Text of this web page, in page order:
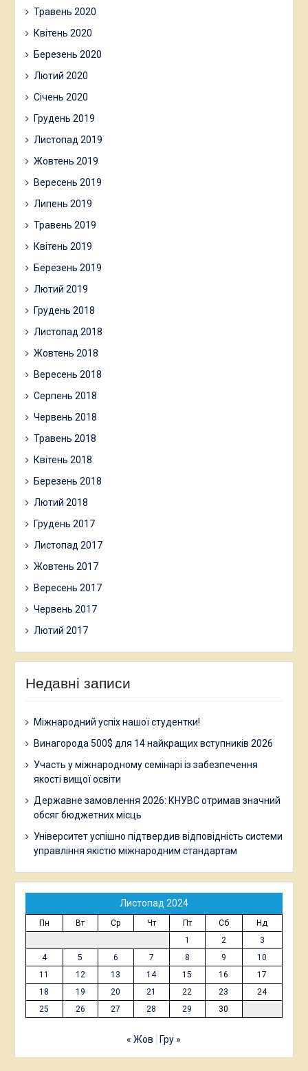
Травень 2020
Квітень 2020
Березень 2020
Лютий 2020
Січень 2020
Грудень 2019
Листопад 2019
Жовтень 2019
Вересень 2019
Липень 2019
Травень 2019
Квітень 2019
Березень 2019
Лютий 2019
Грудень 2018
Листопад 2018
Жовтень 2018
Вересень 2018
Серпень 2018
Червень 2018
Травень 2018
Квітень 2018
Березень 2018
Лютий 2018
Грудень 2017
Листопад 2017
Жовтень 2017
Вересень 2017
Червень 2017
Лютий 2017
Недавні записи
Міжнародний успіх нашої студентки!
Винагорода 500$ для 14 найкращих вступників 2026
Участь у міжнародному семінарі із забезпечення
якості вищої освіти
Державне замовлення 2026: КНУВС отримав значний
обсяг бюджетних місць
Університет успішно підтвердив відповідність системи
управління якістю міжнародним стандартам
Листопад 2024
Пн Вт Ср Чт Пт Сб
Нд
1
2
3
4
5 6 7 8 9
10
11
12 13 14 15 16
17
18
19 20 21 22 23
24
25
26 27 28 29 30
« Жов Гру »